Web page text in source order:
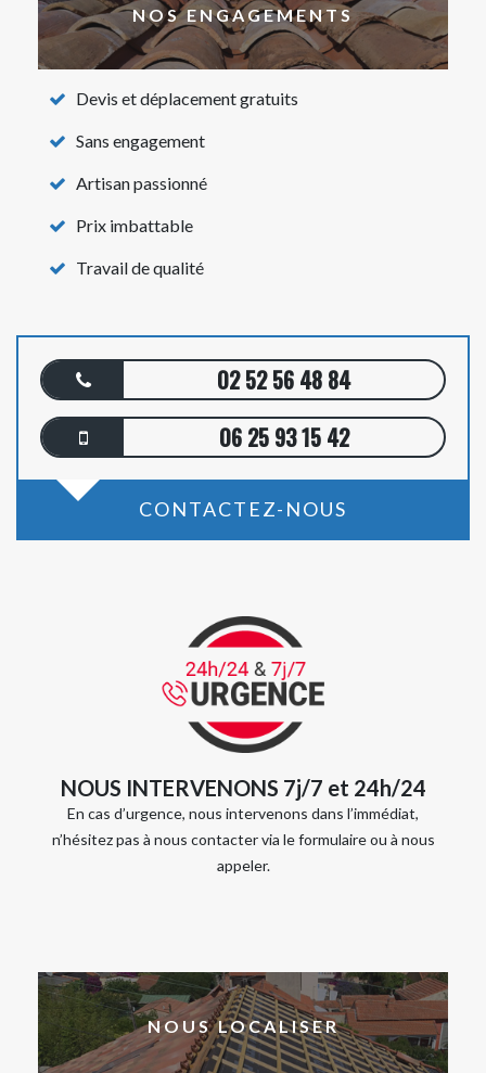
NOS ENGAGEMENTS
Devis et déplacement gratuits
Sans engagement
Artisan passionné
Prix imbattable
Travail de qualité
02 52 56 48 84
06 25 93 15 42
CONTACTEZ-NOUS
NOUS INTERVENONS 7j/7 et 24h/24
En cas d’urgence, nous intervenons dans l’immédiat,
n’hésitez pas à nous contacter via le formulaire ou à nous
appeler.
NOUS LOCALISER